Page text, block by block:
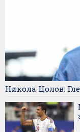
Никола Цолов: